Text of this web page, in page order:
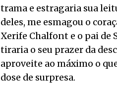
trama e estragaria sua
deles, me esmagou o
Xerife Chalfont e o pai de
tiraria o seu prazer da
aproveite ao máximo o
dose de surpresa.